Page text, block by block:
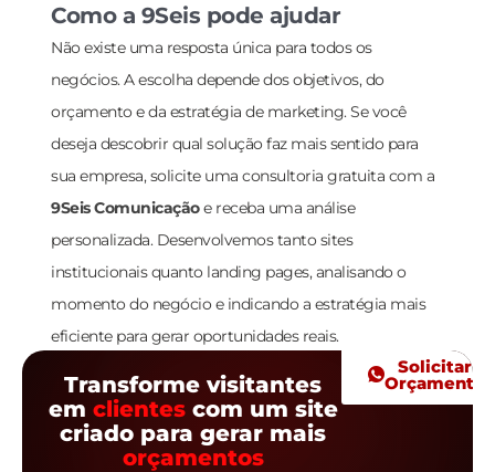
Como a 9Seis pode ajudar
Não existe uma resposta única para todos os
negócios. A escolha depende dos objetivos, do
orçamento e da estratégia de marketing. Se você
deseja descobrir qual solução faz mais sentido para
sua empresa, solicite uma consultoria gratuita com a
9Seis Comunicaçãoe receba uma análise
personalizada. Desenvolvemos tanto sites
institucionais quanto landing pages, analisando o
momento do negócio e indicando a estratégia mais
eficiente para gerar oportunidades reais.
Transforme visitantes
em clientescom um site
criado para gerar mais
orçamentos
Solicitar
Orçamento